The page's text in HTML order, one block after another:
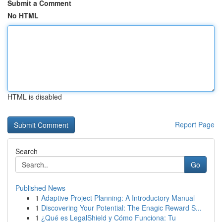
Submit a Comment
No HTML
HTML is disabled
Report Page
Search
Go
Published News
1 Adaptive Project Planning: A Introductory Manual
1 Discovering Your Potential: The Enagic Reward S...
1 ¿Qué es LegalShield y Cómo Funciona: Tu